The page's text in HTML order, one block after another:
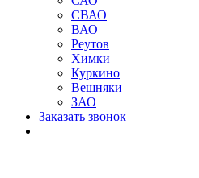
СВАО
ВАО
Реутов
Химки
Куркино
Вешняки
ЗАО
Заказать звонок